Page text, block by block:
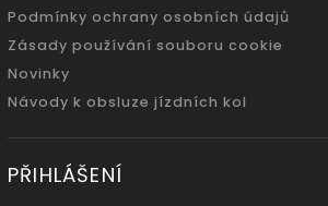
Podmínky ochrany osobních údajů
Zásady používání souboru cookie
Novinky
Návody k obsluze jízdních kol
PŘIHLÁŠENÍ